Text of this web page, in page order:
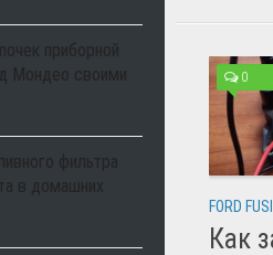
0
FORD
Как
приборной
Мондео своими
фильтра
в домашних